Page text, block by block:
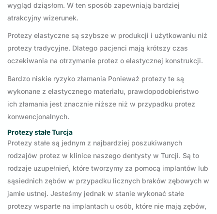
wygląd dziąsłom. W ten sposób zapewniają bardziej
atrakcyjny wizerunek.
Protezy elastyczne są szybsze w produkcji i użytkowaniu niż
protezy tradycyjne. Dlatego pacjenci mają krótszy czas
oczekiwania na otrzymanie protez o elastycznej konstrukcji.
Bardzo niskie ryzyko złamania Ponieważ protezy te są
wykonane z elastycznego materiału, prawdopodobieństwo
ich złamania jest znacznie niższe niż w przypadku protez
konwencjonalnych.
Protezy stałe Turcja
Protezy stałe są jednym z najbardziej poszukiwanych
rodzajów protez w klinice naszego dentysty w Turcji. Są to
rodzaje uzupełnień, które tworzymy za pomocą implantów lub
sąsiednich zębów w przypadku licznych braków zębowych w
jamie ustnej. Jesteśmy jednak w stanie wykonać stałe
protezy wsparte na implantach u osób, które nie mają zębów,